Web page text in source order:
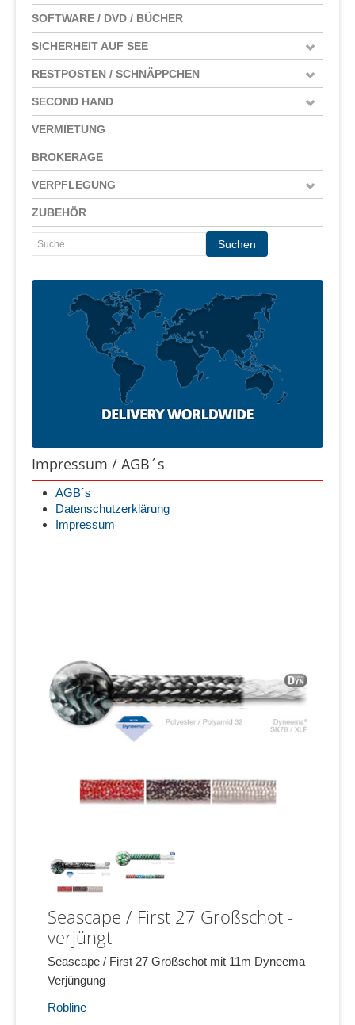
SOFTWARE / DVD / BÜCHER
SICHERHEIT AUF SEE
RESTPOSTEN / SCHNÄPPCHEN
SECOND HAND
VERMIETUNG
BROKERAGE
VERPFLEGUNG
ZUBEHÖR
Impressum / AGB´s
AGB´s
Datenschutzerklärung
Impressum
Seascape / First 27 Großschot -
verjüngt
Seascape / First 27 Großschot mit 11m Dyneema
Verjüngung
Robline